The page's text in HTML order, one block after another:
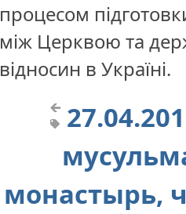
процесом
між Церквою та
відносин в Україні.
монастырь,